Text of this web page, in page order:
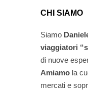
CHI SIAMO
Siamo
viaggiatori
di nuove
Amiamo la
mercati e